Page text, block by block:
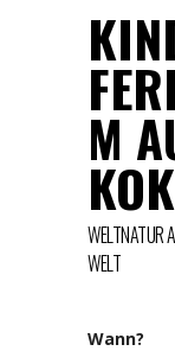
M
WELTNATUR
WELT
Wann?